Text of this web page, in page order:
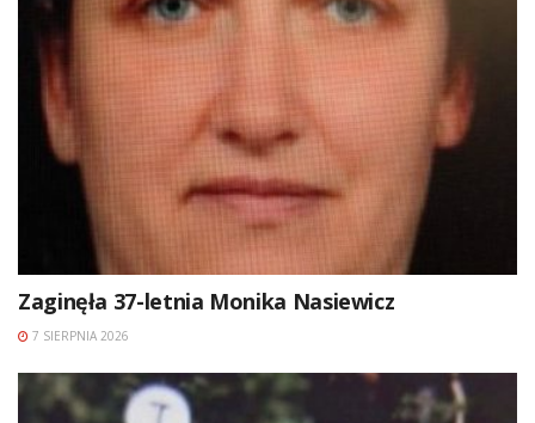
Zaginęła 37-letnia Monika Nasiewicz
7 SIERPNIA 2026